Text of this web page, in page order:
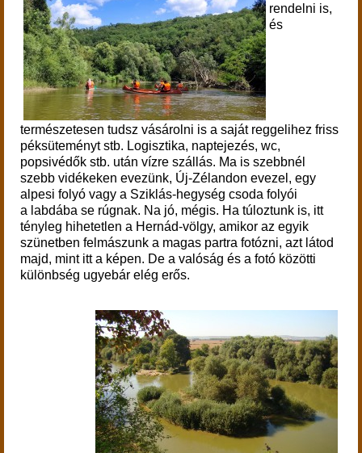
rendelni is,
és
természetesen tudsz vásárolni is a saját reggelihez friss
péksüteményt stb. Logisztika, naptejezés, wc,
popsivédők stb. után vízre szállás. Ma is szebbnél
szebb vidékeken evezünk, Új-Zélandon evezel, egy
alpesi folyó vagy a Sziklás-hegység csoda folyói
a labdába se rúgnak. Na jó, mégis. Ha túloztunk is, itt
tényleg hihetetlen a Hernád-völgy, amikor az egyik
szünetben felmászunk a magas partra fotózni, azt látod
majd, mint itt a képen. De a valóság és a fotó közötti
különbség ugyebár elég erős.